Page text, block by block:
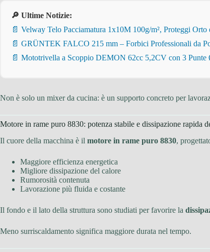
🔎 Ultime Notizie:
📄 Velway Telo Pacciamatura 1x10M 100g/m², Proteggi
📄 GRÜNTEK FALCO 215 mm – Forbici Professionali da
📄 Mototrivella a Scoppio DEMON 62cc 5,2CV con 3
Non è solo un mixer da cucina: è un supporto concreto per
Motore in rame puro 8830: potenza stabile e dissipazione rapida
Il cuore della macchina è il motore in rame puro 8830,
Maggiore efficienza energetica
Migliore dissipazione del calore
Rumorosità contenuta
Lavorazione più fluida e costante
Il fondo e il lato della struttura sono studiati per favorire la
Meno surriscaldamento significa maggiore durata nel tempo.